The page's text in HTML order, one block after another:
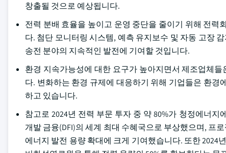
창출될 것으로 예상됩니다.
전력 분배 효율을 높이고 운영 중단을 줄이기 위해 전
다. 첨단 모니터링 시스템, 예측 유지보수 및 자동 고장
송전 분야의 지속적인 발전에 기여할 것입니다.
환경 지속가능성에 대한 요구가 높아지면서 제조업체
다. 변화하는 환경 규제에 대응하기 위해 기업들은 환
하고 있습니다.
참고로 2024년 전력 부문 투자 중 약 80%가 청정에너
개발 금융(DFI)의 세계 최대 수혜국으로 부상했으며, 프
에너지 발전 용량 확대에 크게 기여했습니다. 또한 2024